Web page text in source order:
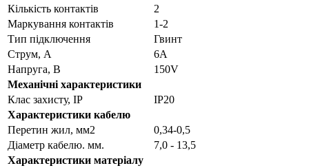
Кількість контактів
2
Маркування контактів
1-2
Тип підключення
Гвинт
Струм, А
6A
Напруга, В
150V
Механічні характеристики
Клас захисту, IP
IP20
Характеристики кабелю
Перетин жил, мм2
0,34-0,5
Діаметр кабелю. мм.
7,0 - 13,5
Характеристики матеріалу